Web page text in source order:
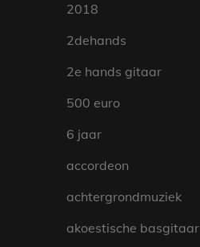
2018
2dehands
2e hands gitaar
500 euro
6 jaar
accordeon
achtergrondmuziek
akoestische basgitaar